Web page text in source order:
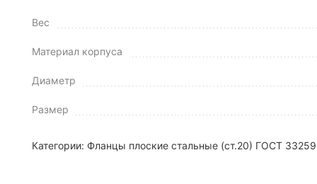
Вес
Материал корпуса
Диаметр
Размер
Категории: Фланцы плоские стальные (ст.20) ГОСТ